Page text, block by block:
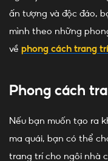
ấn tượng và độc đáo,
mình theo những
về phong cách trang
Phong cách
Nếu bạn muốn tạo ra
ma quái, bạn có thể
trang trí cho ngôi nhà